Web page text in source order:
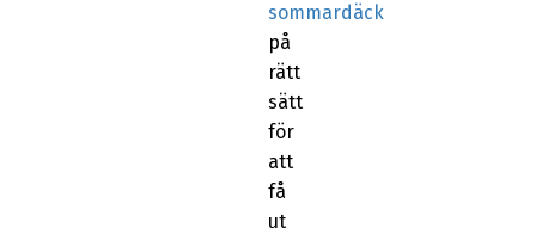
sommardäck
på
rätt
sätt
för
att
få
ut